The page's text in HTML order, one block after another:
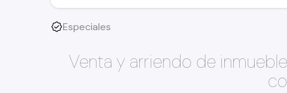
Especiales
Venta y arriendo de